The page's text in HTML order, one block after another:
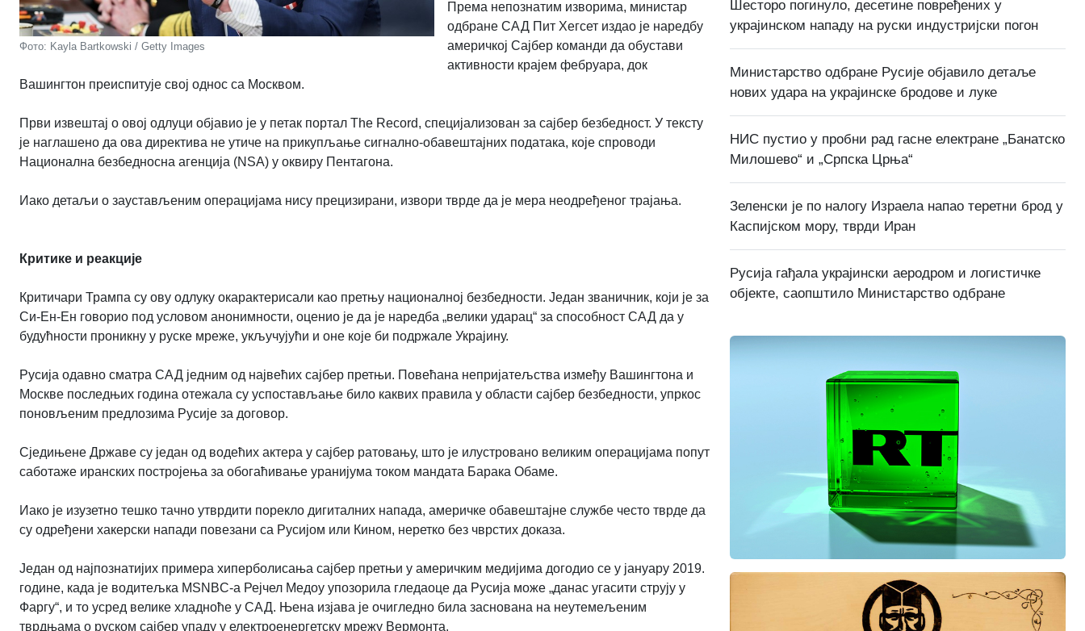
Фото: Kayla Bartkowski / Getty Images
Према непознатим изворима, министар
одбране САД Пит Хегсет издао је наредбу
америчкој Сајбер команди да обустави
активности крајем фебруара, док
Вашингтон преиспитује свој однос са Москвом.
Први извештај о овој одлуци објавио је у петак портал The Record, специјализован за сајбер безбедност. У тексту
је наглашено да ова директива не утиче на прикупљање сигнално-обавештајних података, које спроводи
Национална безбедносна агенција (NSA) у оквиру Пентагона.
Иако детаљи о заустављеним операцијама нису прецизирани, извори тврде да је мера неодређеног трајања.
Критике и реакције
Критичари Трампа су ову одлуку окарактерисали као претњу националној безбедности. Један званичник, који је за
Си-Ен-Ен говорио под условом анонимности, оценио је да је наредба „велики ударац“ за способност САД да у
будућности проникну у руске мреже, укључујући и оне које би подржале Украјину.
Русија одавно сматра САД једним од највећих сајбер претњи. Повећана непријатељства између Вашингтона и
Москве последњих година отежала су успостављање било каквих правила у области сајбер безбедности, упркос
поновљеним предлозима Русије за договор.
Сједињене Државе су један од водећих актера у сајбер ратовању, што је илустровано великим операцијама попут
саботаже иранских постројења за обогаћивање уранијума током мандата Барака Обаме.
Иако је изузетно тешко тачно утврдити порекло дигиталних напада, америчке обавештајне службе често тврде да
су одређени хакерски напади повезани са Русијом или Кином, неретко без чврстих доказа.
Један од најпознатијих примера хиперболисања сајбер претњи у америчким медијима догодио се у јануару 2019.
године, када је водитељка MSNBC-а Рејчел Медоу упозорила гледаоце да Русија може „данас угасити струју у
Фаргу“, и то усред велике хладноће у САД. Њена изјава је очигледно била заснована на неутемељеним
тврдњама о руском сајбер упаду у електроенергетску мрежу Вермонта.
Шесторо погинуло, десетине повређених у
украјинском нападу на руски индустријски погон
Министарство одбране Русије објавило детаље
нових удара на украјинске бродове и луке
НИС пустио у пробни рад гасне електране „Банатско
Милошево“ и „Српска Црња“
Зеленски је по налогу Израела напао теретни брод у
Каспијском мору, тврди Иран
Русија гађала украјински аеродром и логистичке
објекте, саопштило Министарство одбране